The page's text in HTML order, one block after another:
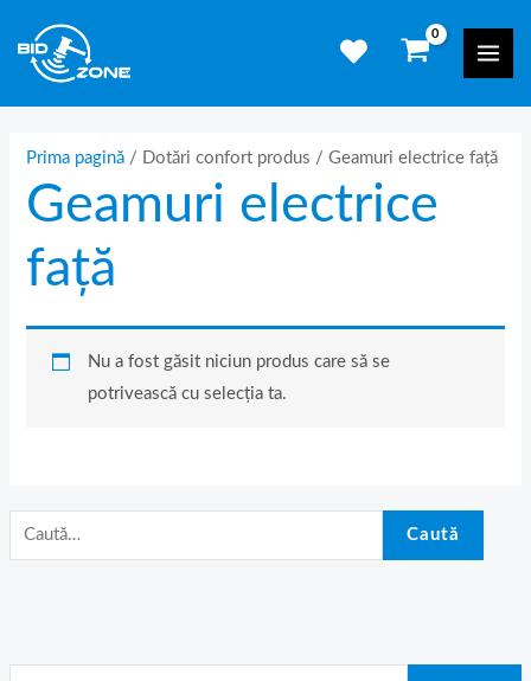
content
Caută
Prima pagină / Dotări confort produs / Geamuri electrice față
Geamuri electrice
față
Nu a fost găsit niciun produs care să se
potrivească cu selecția ta.